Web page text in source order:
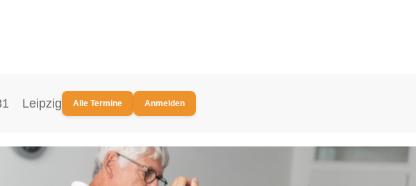
Leipzig Alle Termine Anmelden